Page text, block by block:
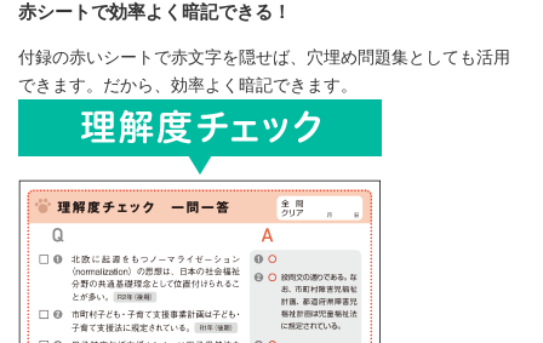
赤シートで効率よく暗記できる！
付録の赤いシートで赤文字を隠せば、穴埋め問題集としても活用
できます。だから、効率よく暗記できます。